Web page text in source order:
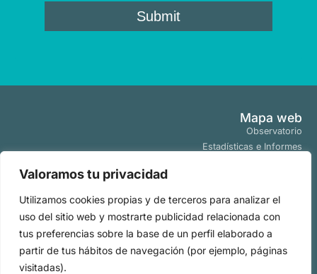
Valoramos tu privacidad
Utilizamos cookies propias y de terceros para analizar el
uso del sitio web y mostrarte publicidad relacionada con
tus preferencias sobre la base de un perfil elaborado a
partir de tus hábitos de navegación (por ejemplo, páginas
visitadas).
Mapa web
Observatorio
Estadísticas e Informes
Tendencias
Políticas
Aviso Legal